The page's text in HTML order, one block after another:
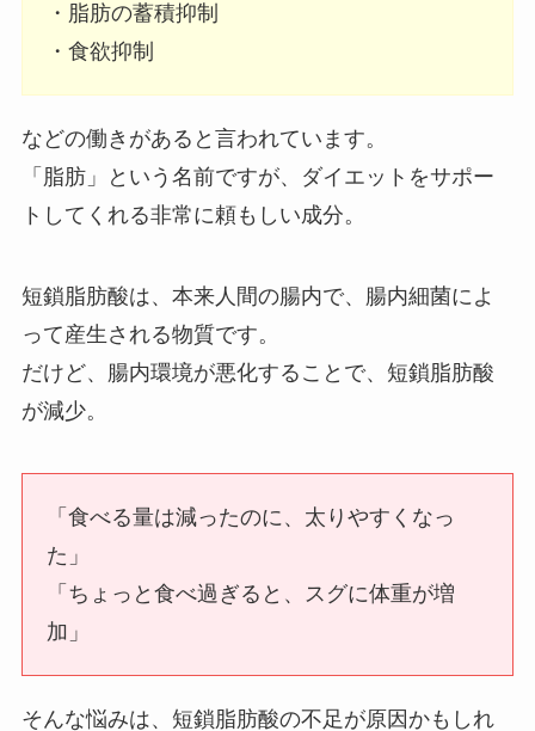
・脂肪の蓄積抑制
・食欲抑制
などの働きがあると言われています。
「脂肪」という名前ですが、ダイエットをサポー
トしてくれる非常に頼もしい成分。
短鎖脂肪酸は、本来人間の腸内で、腸内細菌によ
って産生される物質です。
だけど、腸内環境が悪化することで、短鎖脂肪酸
が減少。
「食べる量は減ったのに、太りやすくなっ
た」
「ちょっと食べ過ぎると、スグに体重が増
加」
そんな悩みは、短鎖脂肪酸の不足が原因かもしれ